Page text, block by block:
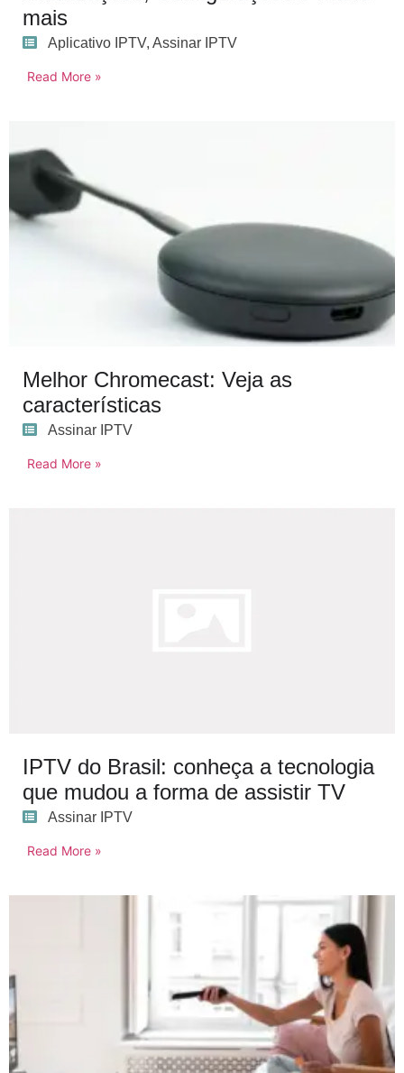
mais
Aplicativo IPTV, Assinar IPTV
Read More »
Melhor Chromecast: Veja as
características
Assinar IPTV
Read More »
IPTV do Brasil: conheça a tecnologia
que mudou a forma de assistir TV
Assinar IPTV
Read More »